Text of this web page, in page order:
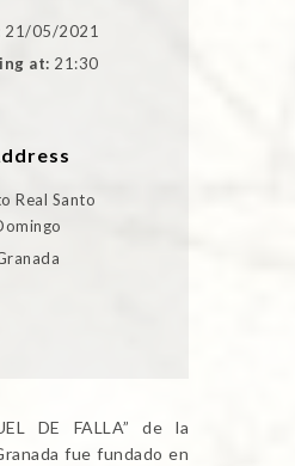
21/05/2021
at: 21:30
Real Santo
DE FALLA” de la
fue fundado en